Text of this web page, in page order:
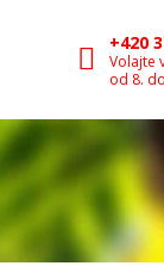
+420
Volajte
od 8.